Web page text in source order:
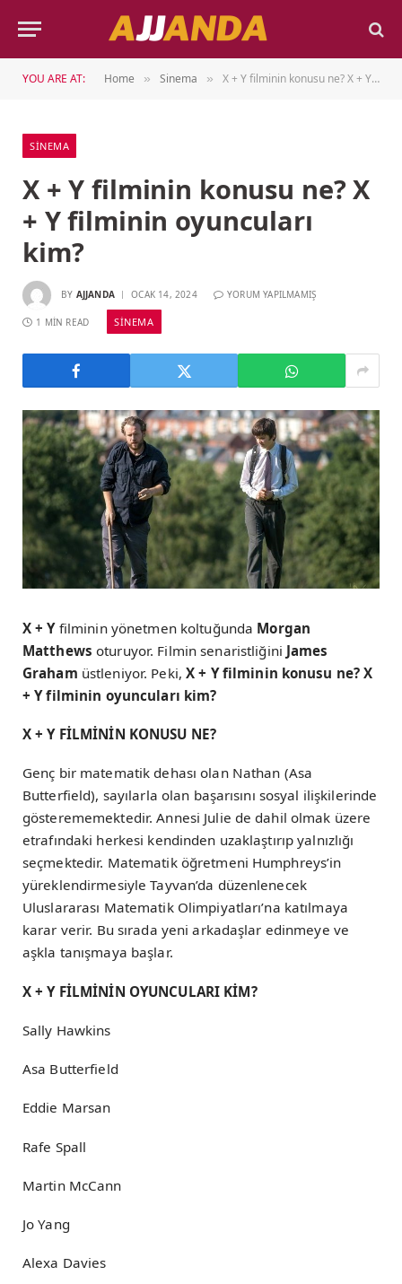
YOU ARE AT: Home » Sinema » X + Y filminin konusu ne? X + Y filminin oyuncuları kim?
SINEMA
X + Y filminin konusu ne? X
+ Y filminin oyuncuları
kim?
BY AJJANDA OCAK 14, 2024 YORUM YAPILMAMIŞ
1 MIN READ SINEMA
X + Yfilminin yönetmen koltuğunda Morgan
Matthews oturuyor. Filmin senaristliğini James
Graham üstleniyor. Peki,X + Y filminin konusu ne? X
+ Y filminin oyuncuları kim?
X + Y FİLMİNİN KONUSU NE?
Genç bir matematik dehası olan Nathan (Asa
Butterfield), sayılarla olan başarısını sosyal ilişkilerinde
gösterememektedir. Annesi Julie de dahil olmak üzere
etrafındaki herkesi kendinden uzaklaştırıp yalnızlığı
seçmektedir. Matematik öğretmeni Humphreys’in
yüreklendirmesiyle Tayvan’da düzenlenecek
Uluslararası Matematik Olimpiyatları’na katılmaya
karar verir. Bu sırada yeni arkadaşlar edinmeye ve
aşkla tanışmaya başlar.
X + Y FİLMİNİN OYUNCULARI KİM?
Sally Hawkins
Asa Butterfield
Eddie Marsan
Rafe Spall
Martin McCann
Jo Yang
Alexa Davies